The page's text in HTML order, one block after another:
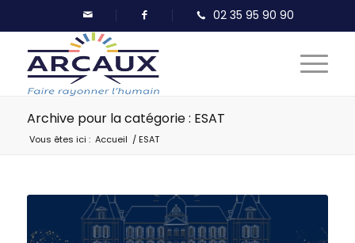
Archive pour la catégorie : ESAT
Vous êtes ici : Accueil / ESAT